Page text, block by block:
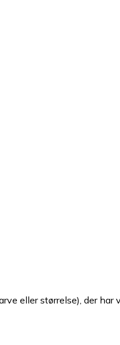
eller størrelse), der